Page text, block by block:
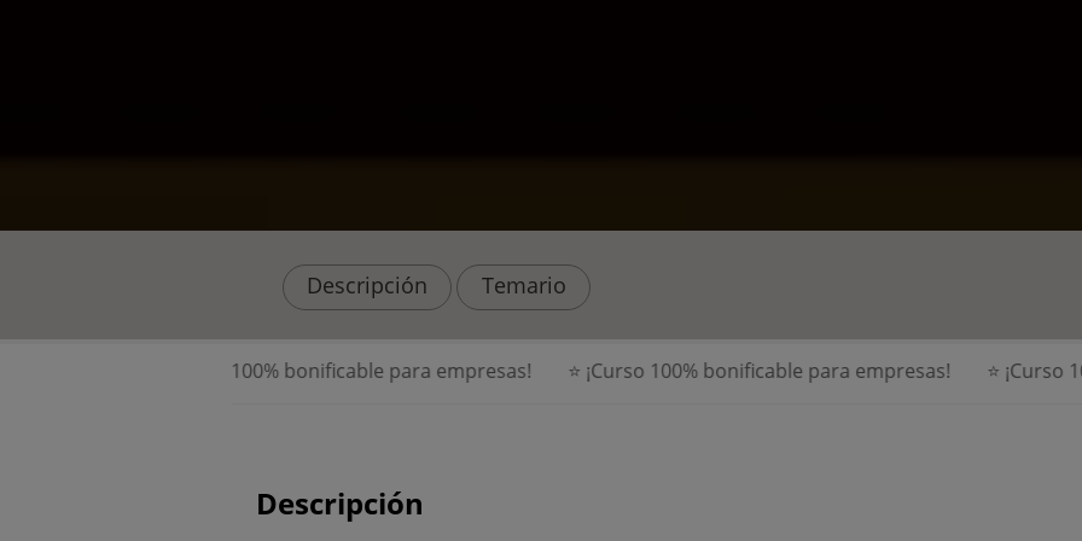
Descripción Temario
⭐ ¡Curso 100% bonificable para empresas! ⭐ ¡Curso 100% bonificable para empresas! ⭐ ¡Curso
Descripción